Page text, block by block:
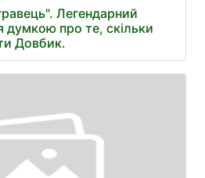
Легендарний
думкою про те, скільки
Довбик.